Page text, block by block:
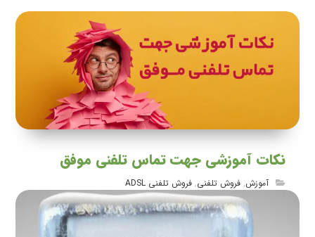
نکات آموزشی جهت تماس تلفنی موفق
آموزش,فروش تلفنی,فروش تلفنی ADSL